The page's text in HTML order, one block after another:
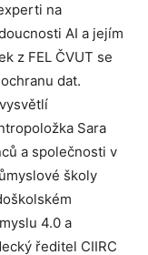
na
AI a jejím
z FEL ČVUT se
dat.
Sara
a společnosti v
školy
4.0 a
ředitel CIIRC